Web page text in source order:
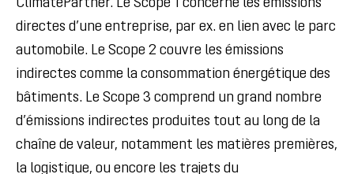
ClimatePartner. Le Scope 1 concerne les émissions
directes d’une entreprise, par ex. en lien avec le parc
automobile. Le Scope 2 couvre les émissions
indirectes comme la consommation énergétique des
bâtiments. Le Scope 3 comprend un grand nombre
d’émissions indirectes produites tout au long de la
chaîne de valeur, notamment les matières premières,
la logistique, ou encore les trajets du